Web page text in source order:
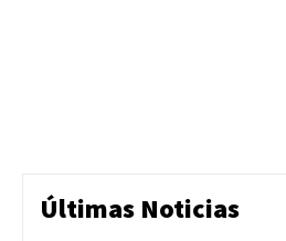
Últimas Noticias